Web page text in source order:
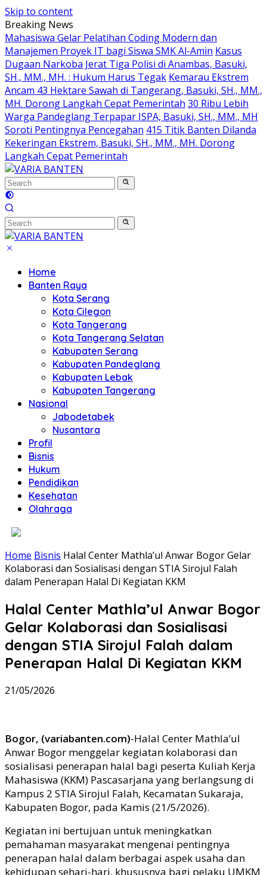
Skip to content
Breaking News
Mahasiswa Gelar Pelatihan Coding Modern dan
Manajemen Proyek IT bagi Siswa SMK Al-Amin Kasus
Dugaan Narkoba Jerat Tiga Polisi di Anambas, Basuki,
SH., MM., MH. : Hukum Harus Tegak Kemarau Ekstrem
Ancam 43 Hektare Sawah di Tangerang, Basuki, SH., MM.,
MH. Dorong Langkah Cepat Pemerintah 30 Ribu Lebih
Warga Pandeglang Terpapar ISPA, Basuki, SH., MM., MH
Soroti Pentingnya Pencegahan 415 Titik Banten Dilanda
Kekeringan Ekstrem, Basuki, SH., MM., MH. Dorong
Langkah Cepat Pemerintah
Home
Banten Raya
Kota Serang
Kota Cilegon
Kota Tangerang
Kota Tangerang Selatan
Kabupaten Serang
Kabupaten Pandeglang
Kabupaten Lebak
Kabupaten Tangerang
Nasional
Jabodetabek
Nusantara
Profil
Bisnis
Hukum
Pendidikan
Kesehatan
Olahraga
Home Bisnis Halal Center Mathla’ul Anwar Bogor Gelar
Kolaborasi dan Sosialisasi dengan STIA Sirojul Falah
dalam Penerapan Halal Di Kegiatan KKM
Halal Center Mathla’ul Anwar Bogor
Gelar Kolaborasi dan Sosialisasi
dengan STIA Sirojul Falah dalam
Penerapan Halal Di Kegiatan KKM
21/05/2026
Bogor, (variabanten.com)-Halal Center Mathla’ul
Anwar Bogor menggelar kegiatan kolaborasi dan
sosialisasi penerapan halal bagi peserta Kuliah Kerja
Mahasiswa (KKM) Pascasarjana yang berlangsung di
Kampus 2 STIA Sirojul Falah, Kecamatan Sukaraja,
Kabupaten Bogor, pada Kamis (21/5/2026).
Kegiatan ini bertujuan untuk meningkatkan
pemahaman masyarakat mengenai pentingnya
penerapan halal dalam berbagai aspek usaha dan
kehidupan sehari-hari, khususnya bagi pelaku UMKM